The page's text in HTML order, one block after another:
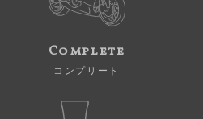
Complete
コンプリート